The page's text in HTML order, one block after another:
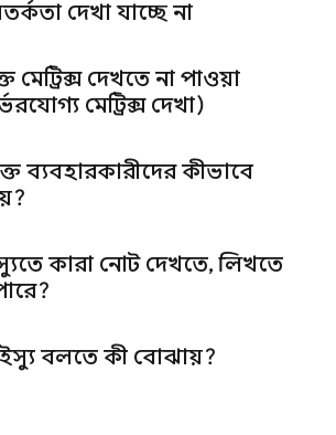
দেখা যাচ্ছে না
মেট্রিক্স দেখতে না পাওয়া
মেট্রিক্স দেখা)
ব্যবহারকারীদের কীভাবে
কারা নোট দেখতে, লিখতে
ইস্যু বলতে কী বোঝায়?